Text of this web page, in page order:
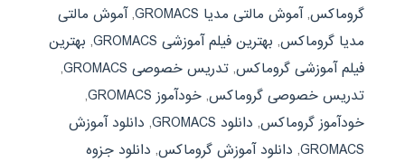
گروماکس,آموش مالتی مدیا GROMACS ,آموش مالتی
مدیا گروماکس, بهترین فیلم آموزشی GROMACS , بهترین
فیلم آموزشی گروماکس, تدریس خصوصی GROMACS
,
تدریس خصوصی گروماکس, خودآموز GROMACS
,
خودآموز گروماکس, دانلود GROMACS , دانلود آموزش
GROMACS
, دانلود آموزش گروماکس, دانلود جزوه